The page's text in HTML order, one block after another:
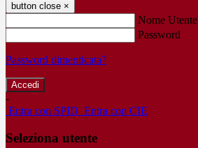
button close ×
Nome Utente
Password
Password dimenticata?
-
Entra con SPID Entra con CIE
Seleziona utente